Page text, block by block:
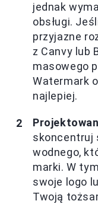
jednak
obsługi.
przyjazne
z Canvy lub
masowego
Watermark
najlepiej.
skoncentruj
wodnego,
marki. W
swoje logo
Twoją